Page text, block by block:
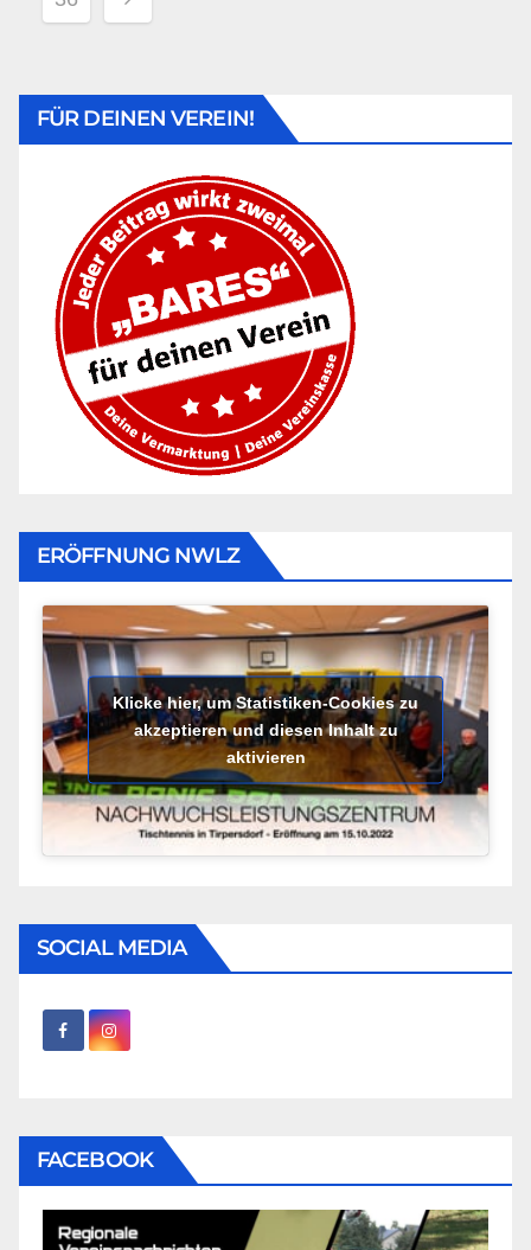
FÜR DEINEN VEREIN!
ERÖFFNUNG NWLZ
Klicke hier, um Statistiken-Cookies zu
akzeptieren und diesen Inhalt zu
aktivieren
SOCIAL MEDIA
FACEBOOK